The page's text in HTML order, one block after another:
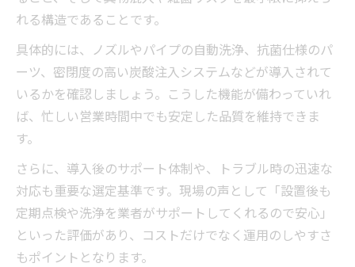
れる構造であることです。
具体的には、ノズルやパイプの自動洗浄、抗菌仕様のパ
ーツ、密閉度の高い炭酸注入システムなどが導入されて
いるかを確認しましょう。こうした機能が備わっていれ
ば、忙しい営業時間中でも安定した品質を維持できま
す。
さらに、導入後のサポート体制や、トラブル時の迅速な
対応も重要な選定基準です。現場の声として「設置後も
定期点検や洗浄を業者がサポートしてくれるので安心」
といった評価があり、コストだけでなく運用のしやすさ
もポイントとなります。